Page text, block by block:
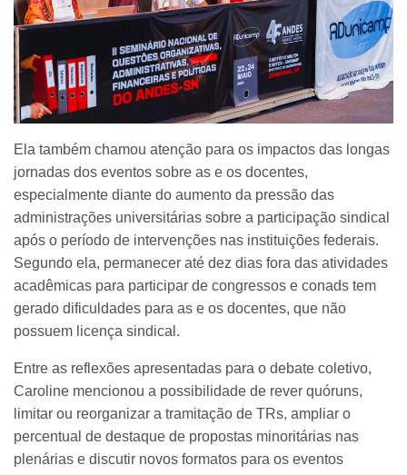
Ela também chamou atenção para os impactos das longas
jornadas dos eventos sobre as e os docentes,
especialmente diante do aumento da pressão das
administrações universitárias sobre a participação sindical
após o período de intervenções nas instituições federais.
Segundo ela, permanecer até dez dias fora das atividades
acadêmicas para participar de congressos e conads tem
gerado dificuldades para as e os docentes, que não
possuem licença sindical.
Entre as reflexões apresentadas para o debate coletivo,
Caroline mencionou a possibilidade de rever quóruns,
limitar ou reorganizar a tramitação de TRs, ampliar o
percentual de destaque de propostas minoritárias nas
plenárias e discutir novos formatos para os eventos